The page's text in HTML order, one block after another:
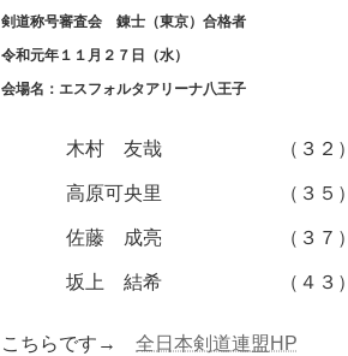
剣道称号審査会 錬士（東京）合格者
令和元年１１月２７日（水）
会場名：エスフォルタアリーナ八王子
木村 友哉 （３２）
高原可央里 （３５）
佐藤 成亮 （３７）
坂上 結希 （４３）
こちらです→全日本剣道連盟HP